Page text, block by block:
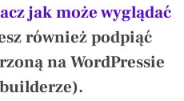
jak może wyglądać
również podpiąć
na WordPressie